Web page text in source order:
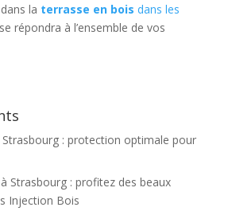
la terrasse en bois dans les
répondra à l’ensemble de vos
: protection optimale pour
Strasbourg : profitez des beaux
Injection Bois